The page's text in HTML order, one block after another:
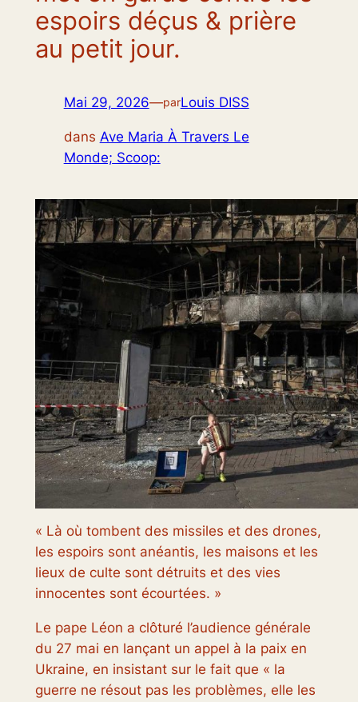
espoirs déçus & prière
au petit jour.
Mai 29, 2026—parLouis DISS
dans Ave Maria À Travers Le
Monde; Scoop:
« Là où tombent des missiles et des drones,
les espoirs sont anéantis, les maisons et les
lieux de culte sont détruits et des vies
innocentes sont écourtées. »
Le pape Léon a clôturé l’audience générale
du 27 mai en lançant un appel à la paix en
Ukraine, en insistant sur le fait que « la
guerre ne résout pas les problèmes, elle les